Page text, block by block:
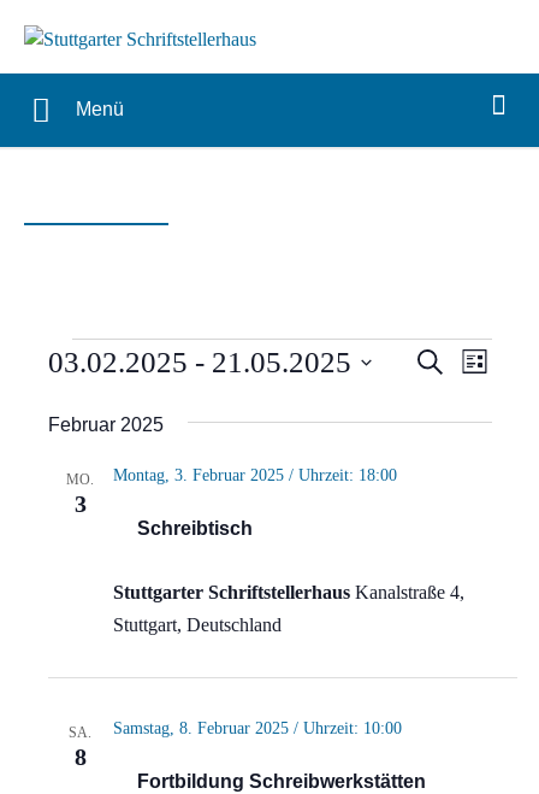
Menü
Veranstaltungen SucheListe
03.02.2025 - 21.05.2025
wählen.
Februar 2025
MO.
3
Schreibtisch
Montag, 3. Februar 2025 / Uhrzeit: 18:00
Stuttgarter Schriftstellerhaus Kanalstraße 4,
Stuttgart, Deutschland
SA.
8
Fortbildung Schreibwerkstätten
Samstag, 8. Februar 2025 / Uhrzeit: 10:00